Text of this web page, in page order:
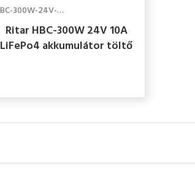
HBC-300W-24V-10A
Ritar HBC-300W 24V 10A
LiFePo4 akkumulátor töltő